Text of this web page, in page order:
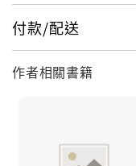
－－封德屏
「取名《櫻花．流
詩〈與先勇國清夜
錯先生的東瀛描寫
我十二年的留學生
村、東京、大阪、
只有夢想沒有明天
付款/配送
作者相關書籍